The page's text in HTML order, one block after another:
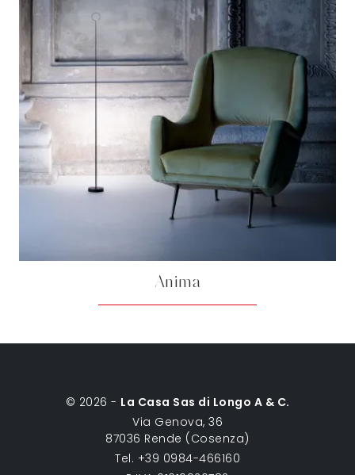
Anima
© 2026 - La Casa Sas di Longo A & C.
Via Genova, 36
87036 Rende (Cosenza)
Tel. +39 0984-466160